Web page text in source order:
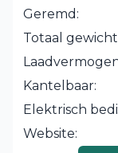
Geremd:
Totaal
Kantelbaar:
Elektrisch
Website: